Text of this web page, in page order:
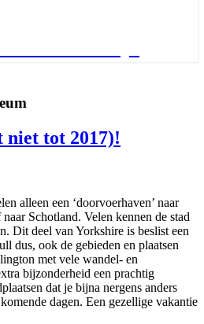
tot 2017)!
alleen een ‘doorvoerhaven’ naar
Schotland. Velen kennen de stad
Dit deel van Yorkshire is beslist een
dus, ook de gebieden en plaatsen
met vele wandel- en
bijzonderheid een prachtig
dat je bijna nergens anders
dagen. Een gezellige vakantie